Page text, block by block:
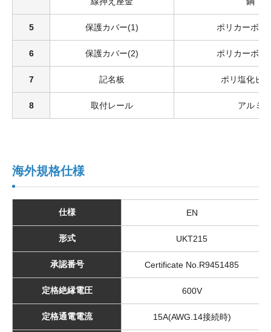
5 保護カバー(1) ポリカーボネ
6 保護カバー(2) ポリカーボネ
7 記名板 ポリ塩化ビ
8 取付レール アルミ
海外規格仕様
仕様 EN
形式 UKT215
承認番号 Certificate No.R9451485
定格絶縁電圧 600V
定格通電電流 15A(AWG.14接続時)